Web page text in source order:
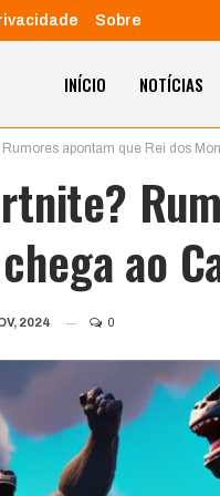
Sobre
INÍCIO NOTÍCIAS
apontam que Rei dos
ao
2024 0